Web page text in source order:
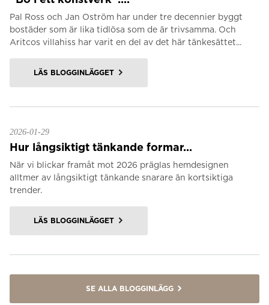
Pal Ross och Jan Oström har under tre decennier byggt
bostäder som är lika tidlösa som de är trivsamma. Och
Aritcos villahiss har varit en del av det här tänkesättet...
LÄS BLOGGINLÄGGET
2026-01-29
Hur långsiktigt tänkande formar...
När vi blickar framåt mot 2026 präglas hemdesignen
alltmer av långsiktigt tänkande snarare än kortsiktiga
trender.
LÄS BLOGGINLÄGGET
SE ALLA BLOGGINLÄGG